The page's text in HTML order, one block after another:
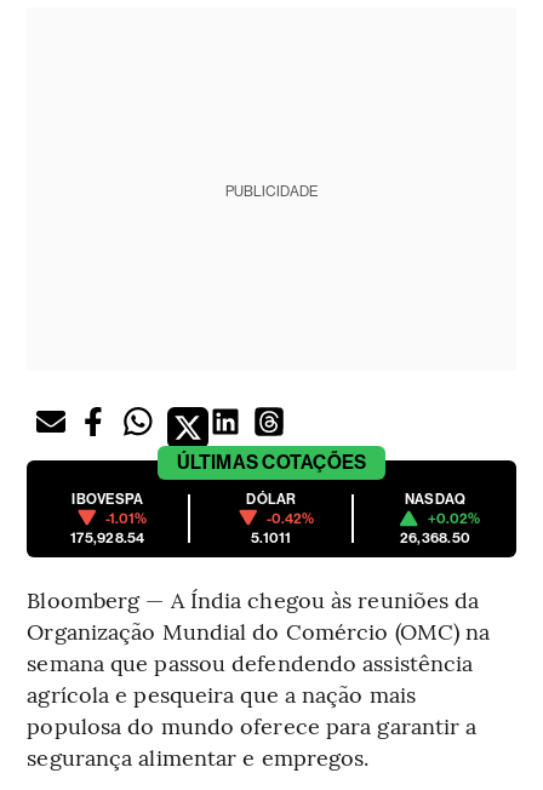
PUBLICIDADE
ÚLTIMASCOTAÇÕES
IBOVESPA
-1.01%
175,928.54
DÓLAR
-0.42%
5.1011
NASDAQ
+0.02%
26,368.50
Bloomberg — A Índia chegou às reuniões da
Organização Mundial do Comércio (OMC) na
semana que passou defendendo assistência
agrícola e pesqueira que a nação mais
populosa do mundo oferece para garantir a
segurança alimentar e empregos.